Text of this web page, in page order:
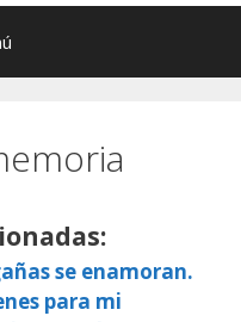
se enamoran.
para mi